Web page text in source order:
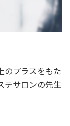
のプラスをもた
テサロンの先生